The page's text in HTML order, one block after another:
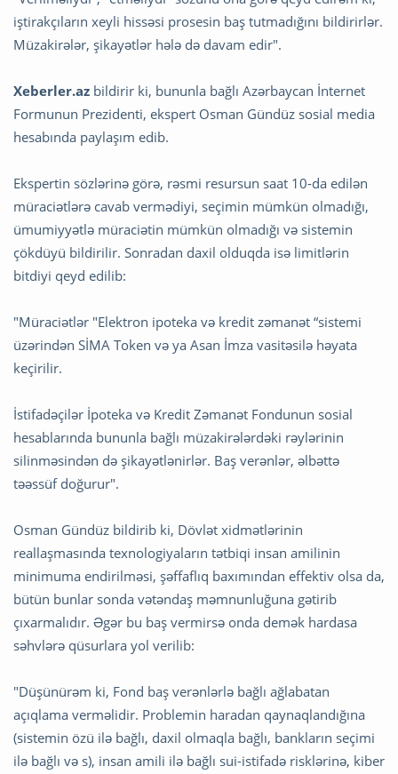
iştirakçıların xeyli hissəsi prosesin baş tutmadığını bildirirlər.
Müzakirələr, şikayətlər hələ də davam edir".
Xeberler.az bildirir ki, bununla bağlı Azərbaycan İnternet
Formunun Prezidenti, ekspert Osman Gündüz sosial media
hesabında paylaşım edib.
Ekspertin sözlərinə görə, rəsmi resursun saat 10-da edilən
müraciətlərə cavab vermədiyi, seçimin mümkün olmadığı,
ümumiyyətlə müraciətin mümkün olmadığı və sistemin
çökdüyü bildirilir. Sonradan daxil olduqda isə limitlərin
bitdiyi qeyd edilib:
"Müraciətlər "Elektron ipoteka və kredit zəmanət “sistemi
üzərindən SİMA Token və ya Asan İmza vasitəsilə həyata
keçirilir.
İstifadəçilər İpoteka və Kredit Zəmanət Fondunun sosial
hesablarında bununla bağlı müzakirələrdəki rəylərinin
silinməsindən də şikayətlənirlər. Baş verənlər, əlbəttə
təəssüf doğurur".
Osman Gündüz bildirib ki, Dövlət xidmətlərinin
reallaşmasında texnologiyaların tətbiqi insan amilinin
minimuma endirilməsi, şəffaflıq baxımından effektiv olsa da,
bütün bunlar sonda vətəndaş məmnunluğuna gətirib
çıxarmalıdır. Əgər bu baş vermirsə onda demək hardasa
səhvlərə qüsurlara yol verilib:
"Düşünürəm ki, Fond baş verənlərlə bağlı ağlabatan
açıqlama verməlidir. Problemin haradan qaynaqlandığına
(sistemin özü ilə bağlı, daxil olmaqla bağlı, bankların seçimi
ilə bağlı və s), insan amili ilə bağlı sui-istifadə risklərinə, kiber